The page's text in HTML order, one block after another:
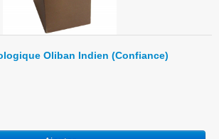
Oliban Indien (Confiance)